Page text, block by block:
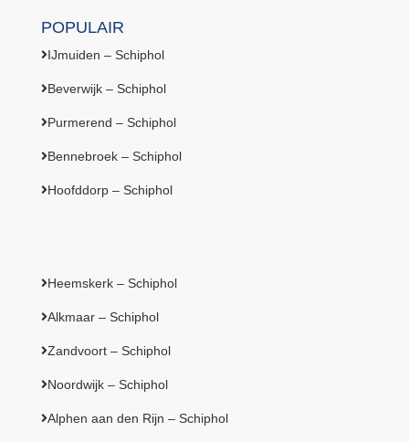
POPULAIR
IJmuiden – Schiphol
Beverwijk – Schiphol
Purmerend – Schiphol
Bennebroek – Schiphol
Hoofddorp – Schiphol
Heemskerk – Schiphol
Alkmaar – Schiphol
Zandvoort – Schiphol
Noordwijk – Schiphol
Alphen aan den Rijn – Schiphol